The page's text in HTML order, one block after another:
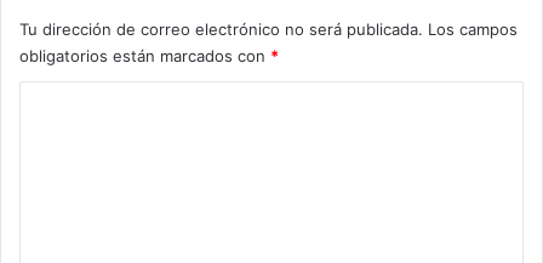
Tu dirección de correo electrónico no será publicada. Los campos
obligatorios están marcados con *